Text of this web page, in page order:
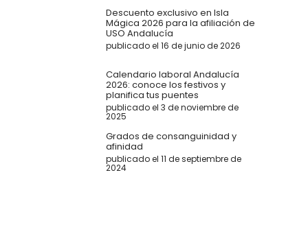
Descuento exclusivo en Isla
Mágica 2026 para la afiliación de
USO Andalucía
publicado el 16 de junio de 2026
Calendario laboral Andalucía
2026: conoce los festivos y
planifica tus puentes
publicado el 3 de noviembre de
2025
Grados de consanguinidad y
afinidad
publicado el 11 de septiembre de
2024